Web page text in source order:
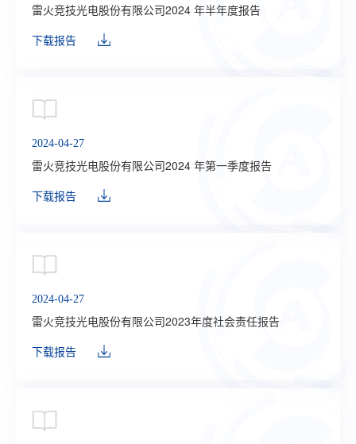
雷火竞技光电股份有限公司2024 年半年度报告
下载报告
2024-04-27
雷火竞技光电股份有限公司2024 年第一季度报告
下载报告
2024-04-27
雷火竞技光电股份有限公司2023年度社会责任报告
下载报告